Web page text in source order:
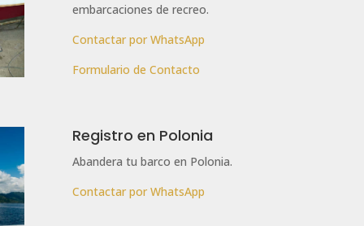
embarcaciones de recreo.
Contactar por WhatsApp
Formulario de Contacto
Registro en Polonia
Abandera tu barco en Polonia.
Contactar por WhatsApp